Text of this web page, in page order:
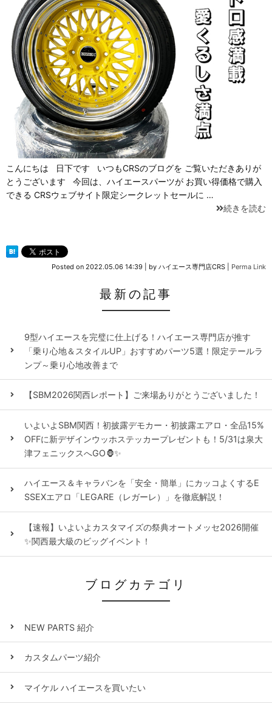
こんにちは 日下です いつもCRSのブログを ご覧いただきありが
とうございます 今回は、ハイエースパーツが お買い得価格で購入
できる CRSウェブサイト限定シークレットセールに …
続きを読む
Posted on 2022.05.06 14:39 by ハイエース専門店CRS Perma Link
最新の記事
9型ハイエースを完璧に仕上げる！ハイエース専門店が推す
「乗り心地＆スタイルUP」おすすめパーツ5選！限定テールラ
ンプ～乗り心地改善まで
【SBM2026関西レポート】ご来場ありがとうございました！
いよいよSBM関西！初披露デモカー・初披露エアロ・全品15%
OFFに新デザインウッホステッカープレゼントも！5/31は泉大
津フェニックスへGO🦍✨
ハイエース＆キャラバンを「安全・簡単」にカッコよくするE
SSEXエアロ「LEGARE（レガーレ）」を徹底解説！
【速報】いよいよカスタマイズの祭典オートメッセ2026開催
✨関西最大級のビッグイベント！
ブログカテゴリ
NEW PARTS 紹介
カスタムパーツ紹介
マイケル ハイエースを買いたい